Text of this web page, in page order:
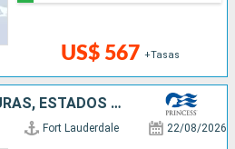
US$ 567 +Tasas
MÉXICO, BELICE, HONDURAS, ESTADOS UNIDOS
Fort Lauderdale 22/08/2026